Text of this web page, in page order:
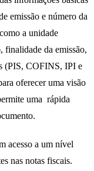
emissão e número da
a unidade
finalidade da emissão,
(PIS, COFINS, IPI e
oferecer uma visão
uma rápida
acesso a um nível
nas notas fiscais.